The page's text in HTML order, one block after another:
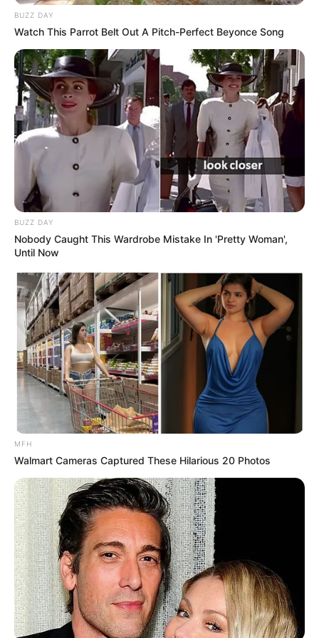
LIHAT ARTIKEL LAINNYA
BUZZ DAY
Watch This Parrot Belt Out A Pitch-Perfect Beyonce Song
BUZZ DAY
Nobody Caught This Wardrobe Mistake In 'Pretty Woman',
Until Now
MFH
Walmart Cameras Captured These Hilarious 20 Photos